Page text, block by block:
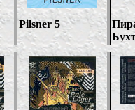
Pilsner 5